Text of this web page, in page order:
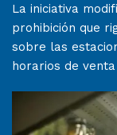
La iniciativa
prohibición que
sobre las
horarios de